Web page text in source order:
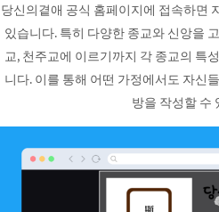
당신의곁애 공식 홈페이지에 접속하면
있습니다. 특히 다양한 종교와 신앙을
교, 천주교에 이르기까지 각 종교의 특
니다. 이를 통해 어떤 가정에서도 자신
방을 작성할 수